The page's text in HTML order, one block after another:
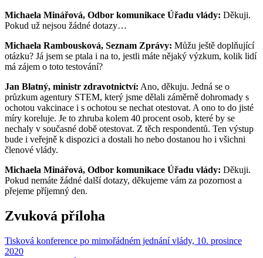
Michaela Minářová, Odbor komunikace Úřadu vlády: Děkuji.
Pokud už nejsou žádné dotazy…
Michaela Rambousková, Seznam Zprávy: Můžu ještě doplňující
otázku? Já jsem se ptala i na to, jestli máte nějaký výzkum, kolik lidí
má zájem o toto testování?
Jan Blatný, ministr zdravotnictví: Ano, děkuju. Jedná se o
průzkum agentury STEM, který jsme dělali záměrně dohromady s
ochotou vakcinace i s ochotou se nechat otestovat. A ono to do jisté
míry koreluje. Je to zhruba kolem 40 procent osob, které by se
nechaly v současné době otestovat. Z těch respondentů. Ten výstup
bude i veřejně k dispozici a dostali ho nebo dostanou ho i všichni
členové vlády.
Michaela Minářová, Odbor komunikace Úřadu vlády: Děkuji.
Pokud nemáte žádné další dotazy, děkujeme vám za pozornost a
přejeme příjemný den.
Zvuková příloha
Tisková konference po mimořádném jednání vlády, 10. prosince
2020